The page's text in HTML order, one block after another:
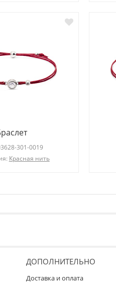
301-0019
Красная нить
ДОПОЛНИТЕЛЬНО
Доставка и оплата